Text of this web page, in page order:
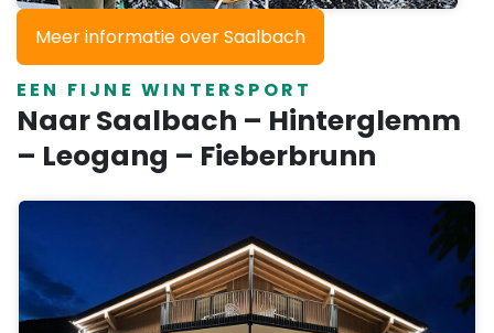
Meer informatie over Saalbach
EEN FIJNE WINTERSPORT
Naar Saalbach – Hinterglemm
– Leogang – Fieberbrunn